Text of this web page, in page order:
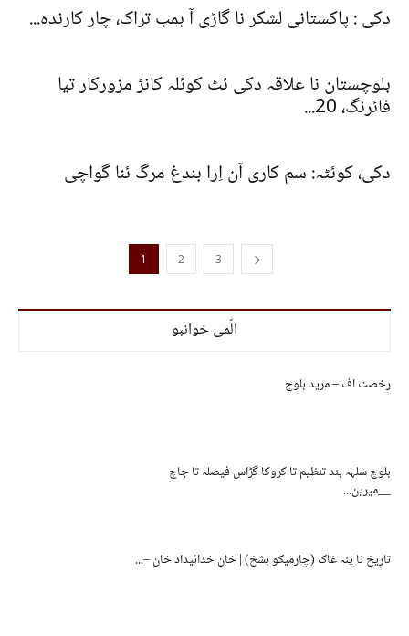
دکی : پاکستانی لشکر نا گاڑی آ بمب تراک، چار کارندہ...
بلوچستان نا علاقہ دکی ئٹ کوئلہ کانڑ مزورکار تیا
فائرنگ، 20...
دکی، کوئٹہ: سم کاری آن اِرا بندغ مرگ ئنا گواچی
1 2 3
الّمی خوانبو
رخصت اف – مرید بلوچ
بلوچ سلہہ بند تنظیم تا کروکا گڑاس فیصلہ تا جاچ
__میرین...
تاریخ نا پنہ غاک (چارمیکو بشخ) | خان خدائیداد خان –...